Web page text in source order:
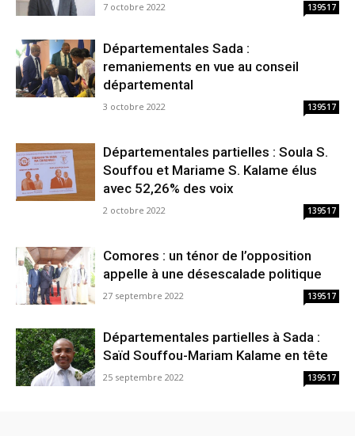
7 octobre 2022 139517
Départementales Sada :
remaniements en vue au conseil
départemental
3 octobre 2022 139517
Départementales partielles : Soula S.
Souffou et Mariame S. Kalame élus
avec 52,26% des voix
2 octobre 2022 139517
Comores : un ténor de l’opposition
appelle à une désescalade politique
27 septembre 2022 139517
Départementales partielles à Sada :
Saïd Souffou-Mariam Kalame en tête
25 septembre 2022 139517